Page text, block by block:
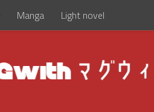
Manga Light novel